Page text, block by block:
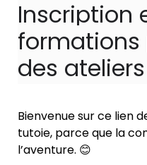
Inscription
des
Bienvenue sur ce lien
tutoie, parce que la
l’aventure. 😊